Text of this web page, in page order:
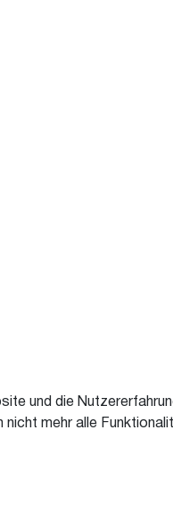
und die
mehr alle